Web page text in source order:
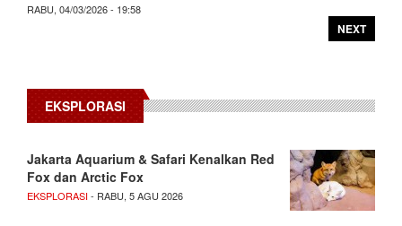
RABU, 04/03/2026 - 19:58
NEXT
EKSPLORASI
Jakarta Aquarium & Safari Kenalkan Red
Fox dan Arctic Fox
EKSPLORASI- RABU, 5 AGU 2026